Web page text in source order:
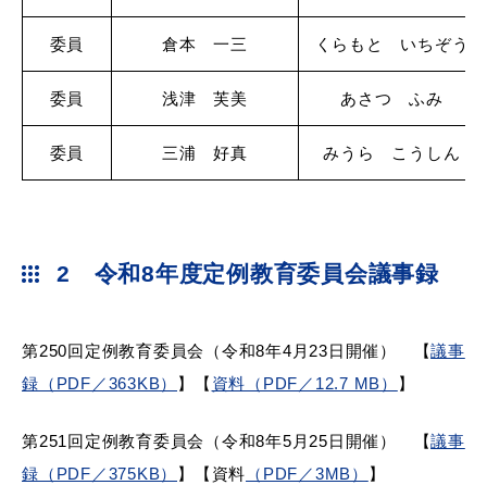
観光・飲食
場面から探す
教育 出会い・結婚
委員 倉本 一三 くらもと いちぞう
委員 浅津 芙美 あさつ ふみ
委員 三浦 好真 みうら こうしん
2 令和8年度定例教育委員会議事録
第250回定例教育委員会（令和8年4月23日開催） 【議事
録（PDF／363KB）
】【 資料（PDF／12.7 MB） 】
第251回定例教育委員会（令和8年5月25日開催） 【議事
録（PDF／375KB）
】【資料 （PDF／3MB） 】